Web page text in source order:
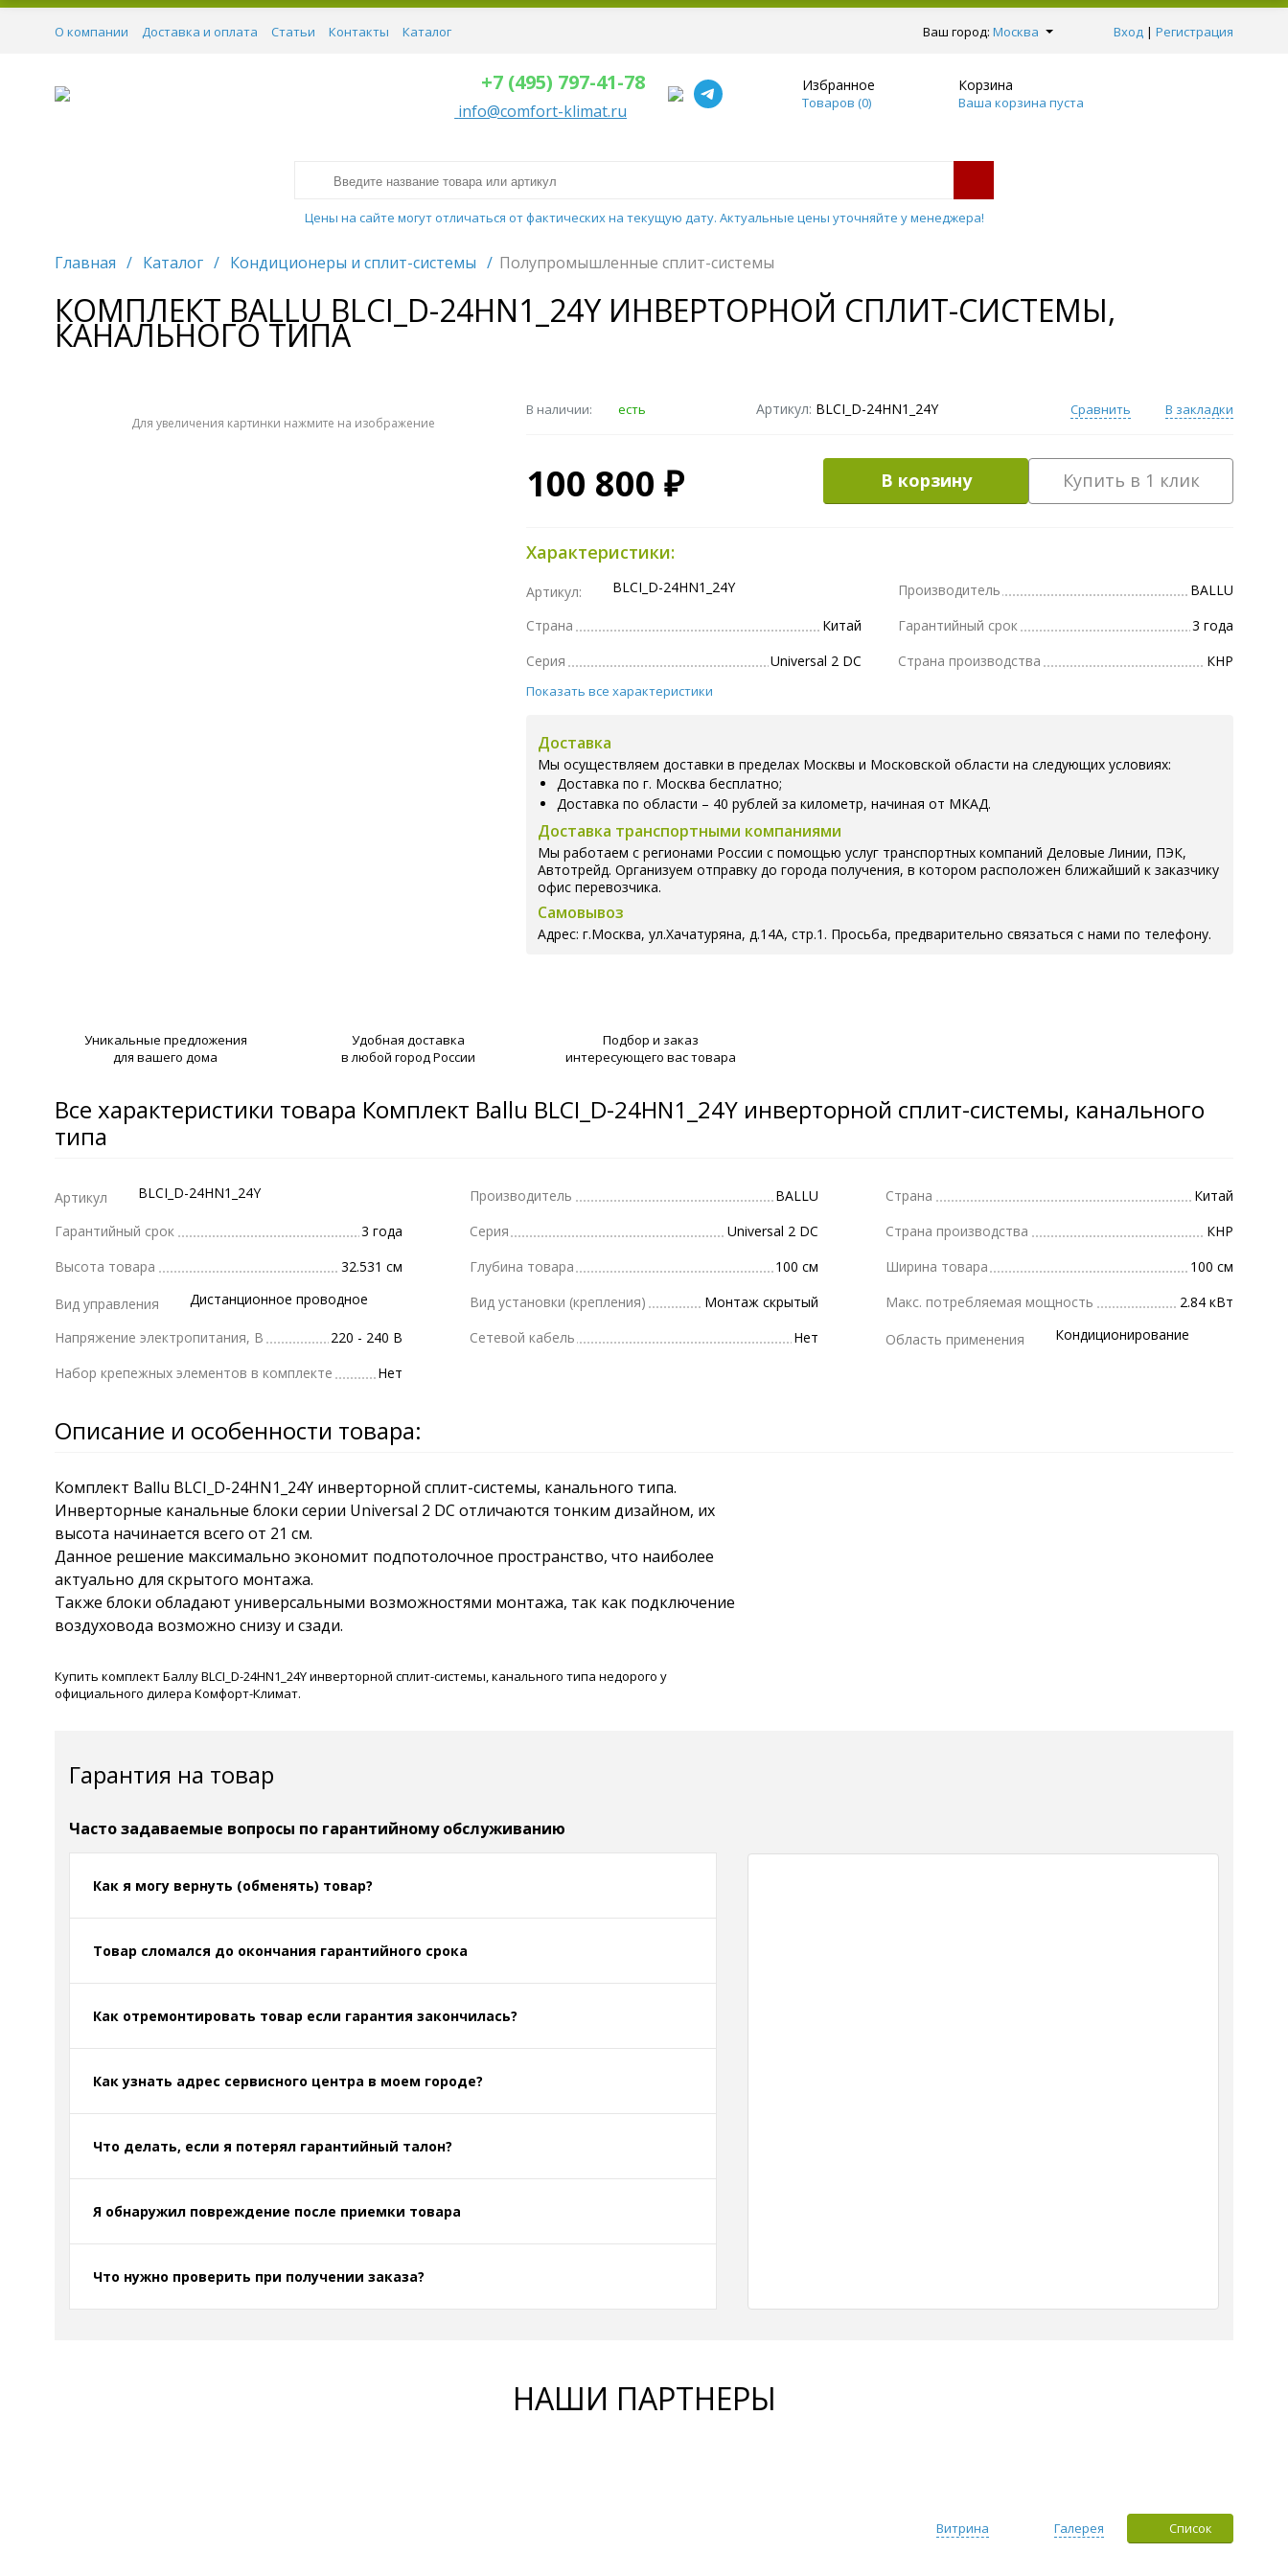
Ваш город: Москва Вход | Регистрация
О компании Доставка и оплата Статьи Контакты Каталог
+7 (495) 797-41-78
info@comfort-klimat.ru
Избранное
Товаров (0)
Корзина
Ваша корзина пуста
Цены на сайте могут отличаться от фактических на текущую дату. Актуальные цены уточняйте у менеджера!
Главная / Каталог / Кондиционеры и сплит-системы / Полупромышленные сплит-системы
КОМПЛЕКТ BALLU BLCI_D-24HN1_24Y ИНВЕРТОРНОЙ СПЛИТ-СИСТЕМЫ,
КАНАЛЬНОГО ТИПА
Для увеличения картинки нажмите на изображение
В наличии: есть Артикул: BLCI_D-24HN1_24Y Сравнить В закладки
100 800 ₽ В корзину Купить в 1 клик
Характеристики:
Артикул: BLCI_D-24HN1_24Y Производитель
BALLU
Страна
Китай Гарантийный срок
3 года
Серия
Universal 2 DC Страна производства КНР
Показать все характеристики
Доставка
Мы осуществляем доставки в пределах Москвы и Московской области на следующих условиях:
Доставка по г. Москва бесплатно;
Доставка по области – 40 рублей за километр, начиная от МКАД.
Доставка транспортными компаниями
Мы работаем с регионами России с помощью услуг транспортных компаний Деловые Линии, ПЭК,
Автотрейд. Организуем отправку до города получения, в котором расположен ближайший к заказчику
офис перевозчика.
Самовывоз
Адрес: г.Москва, ул.Хачатуряна, д.14А, стр.1. Просьба, предварительно связаться с нами по телефону.
Уникальные предложения
для вашего дома
Удобная доставка
в любой город России
Подбор и заказ
интересующего вас товара
Все характеристики товара Комплект Ballu BLCI_D-24HN1_24Y инверторной сплит-системы, канального
типа
Артикул BLCI_D-24HN1_24Y Производитель BALLU Страна
Китай
Гарантийный срок
3 года Серия Universal 2 DC Страна производства
КНР
Высота товара
32.531 см Глубина товара 100 см Ширина товара 100 см
Вид управления Дистанционное проводное Вид установки (крепления) Монтаж скрытый Макс. потребляемая мощность
2.84 кВт
Напряжение электропитания, В
220 - 240 В Сетевой кабель Нет Область применения Кондиционирование
Набор крепежных элементов в комплекте Нет
Описание и особенности товара:
Комплект Ballu BLCI_D-24HN1_24Y инверторной сплит-системы, канального типа.
Инверторные канальные блоки серии Universal 2 DC отличаются тонким дизайном, их
высота начинается всего от 21 см.
Данное решение максимально экономит подпотолочное пространство, что наиболее
актуально для скрытого монтажа.
Также блоки обладают универсальными возможностями монтажа, так как подключение
воздуховода возможно снизу и сзади.
Купить комплект Баллу BLCI_D-24HN1_24Y инверторной сплит-системы, канального типа недорого у
официального дилера Комфорт-Климат.
Гарантия на товар
Часто задаваемые вопросы по гарантийному обслуживанию
Как я могу вернуть (обменять) товар?
Товар сломался до окончания гарантийного срока
Как отремонтировать товар если гарантия закончилась?
Как узнать адрес сервисного центра в моем городе?
Что делать, если я потерял гарантийный талон?
Я обнаружил повреждение после приемки товара
Что нужно проверить при получении заказа?
НАШИ ПАРТНЕРЫ
Список
Галерея
Витрина